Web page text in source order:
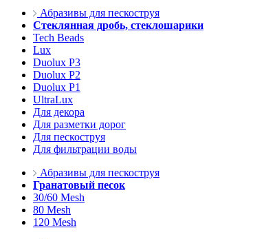
Абразивы для пескоструя
Стеклянная дробь, стеклошарики
Tech Beads
Lux
Duolux P3
Duolux P2
Duolux P1
UltraLux
Для декора
Для разметки дорог
Для пескоструя
Для фильтрации воды
Абразивы для пескоструя
Гранатовый песок
30/60 Mesh
80 Mesh
120 Mesh